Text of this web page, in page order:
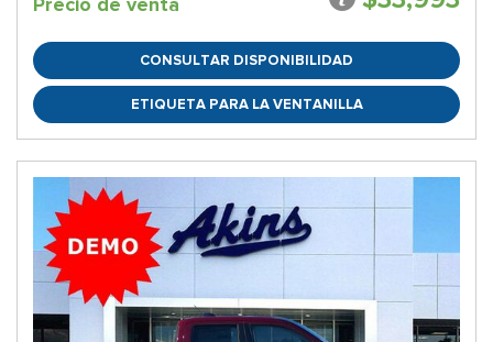
CONSULTAR DISPONIBILIDAD
ETIQUETA PARA LA VENTANILLA